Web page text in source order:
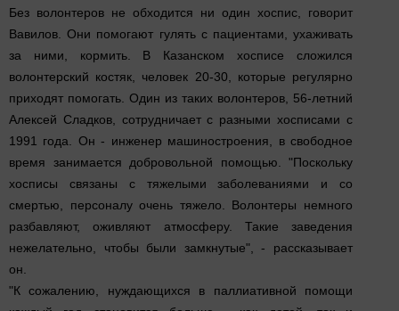
Без волонтеров не обходится ни один хоспис, говорит
Вавилов. Они помогают гулять с пациентами, ухаживать
за ними, кормить. В Казанском хосписе сложился
волонтерский костяк, человек 20-30, которые регулярно
приходят помогать. Один из таких волонтеров, 56-летний
Алексей Сладков, сотрудничает с разными хосписами с
1991 года. Он - инженер машиностроения, в свободное
время занимается добровольной помощью. "Поскольку
хосписы связаны с тяжелыми заболеваниями и со
смертью, персоналу очень тяжело. Волонтеры немного
разбавляют, оживляют атмосферу. Такие заведения
нежелательно, чтобы были замкнутые", - рассказывает
он.
"К сожалению, нуждающихся в паллиативной помощи